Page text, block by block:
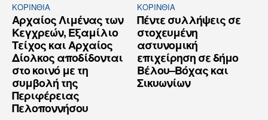
ΚΟΡΙΝΘΊΑ
Αρχαίος Λιμένας των
Κεγχρεών, Εξαμίλιο
Τείχος και Aρχαίος
Δίολκος αποδίδονται
στο κοινό με τη
συμβολή της
Περιφέρειας
Πελοποννήσου
ΚΟΡΙΝΘΊΑ
Πέντε συλλήψεις σε
στοχευμένη
αστυνομική
επιχείρηση σε δήμο
Βέλου–Βόχας και
Σικυωνίων